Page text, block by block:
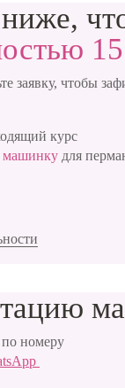
заявку, чтобы
курс
машинку для
номеру